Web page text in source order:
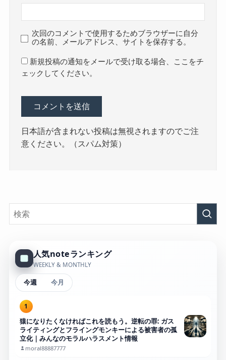
次回のコメントで使用するためブラウザーに自分
の名前、メールアドレス、サイトを保存する。
新規投稿の通知をメールで受け取る場合、ここをチ
ェックしてください。
日本語が含まれない投稿は無視されますのでご注
意ください。（スパム対策）
人気noteランキング
WEEKLY & MONTHLY
今週 今月
1
猿になりたくなければこれを読もう。逆転の罪: ガス
ライティングとフライングモンキーによる被害者の孤
立化｜みんなのモラルハラスメント情報
moral88887777